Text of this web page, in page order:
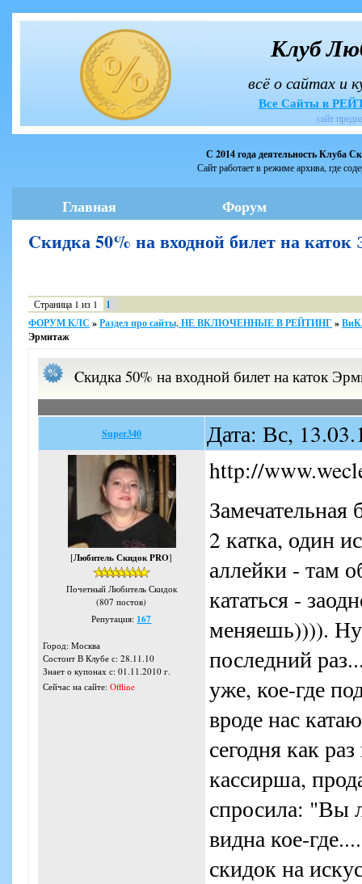
Клуб
всё о сайтах и
Все Сайты в
сайт
С 2014 года деятельность Клуба
Сайт работает в режиме архива, где
Главная Форум
Cкидка 50% на входной билет на
Страница 1 из 1
1
ФОРУМ КЛС »Раздел про сайты, НЕ ВКЛЮЧЕННЫЕ В РЕЙТИНГ »
Эрмитаж
Cкидка 50% на входной билет на каток
Super340 Дата: Вс,
[Любитель Скидок PRO]
Почетный Любитель Скидок
(807 постов)
Репутация: 167
Город: Москва
Состоит В Клубе с: 28.11.10
Знает о купонах с: 01.11.2010 г.
Сейчас на сайте: Offline
http://
2 катка, один
аллейки - там
кататься -
меняешь)))).
последний
уже, кое-где
вроде нас
сегодня как
кассирша,
спросила: "Вы
видна кое-
скидок на